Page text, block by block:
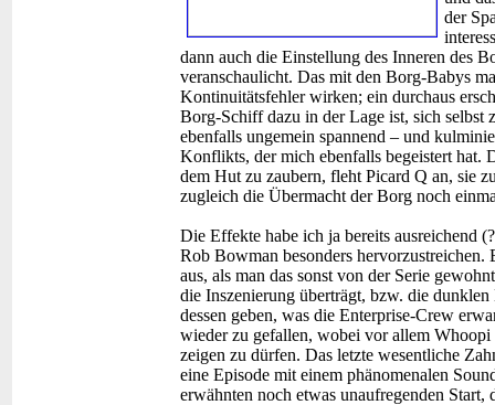
der
dann auch die Einstellung des Inneren des
veranschaulicht. Das mit den Borg-Babys
Kontinuitätsfehler wirken; ein durchaus
Borg-Schiff dazu in der Lage ist, sich selbst
ebenfalls ungemein spannend – und
Konflikts, der mich ebenfalls begeistert hat.
dem Hut zu zaubern, fleht Picard Q an, sie
zugleich die Übermacht der Borg noch
Die Effekte habe ich ja bereits ausreichend
Rob Bowman besonders hervorzustreichen.
aus, als man das sonst von der Serie
die Inszenierung überträgt, bzw. die
dessen geben, was die Enterprise-Crew
wieder zu gefallen, wobei vor allem
zeigen zu dürfen. Das letzte wesentliche
eine Episode mit einem phänomenalen
erwähnten noch etwas unaufregenden Start,